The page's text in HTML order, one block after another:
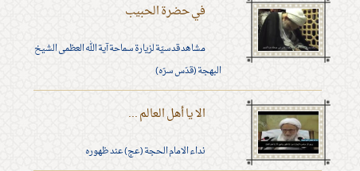
في حضرة الحبيب
مشاهد قدسيّة لزيارة سماحة آية الله العظمى الشيخ
البهجة (قدّس سرّه)
الا يا أهل العالم ...
نداء الامام الحجة (عج) عند ظهوره